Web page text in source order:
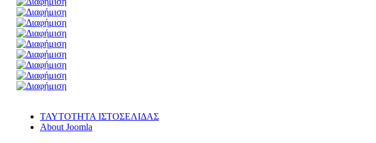
ΤΑΥΤΟΤΗΤΑ ΙΣΤΟΣΕΛΙΔΑΣ
About Joomla